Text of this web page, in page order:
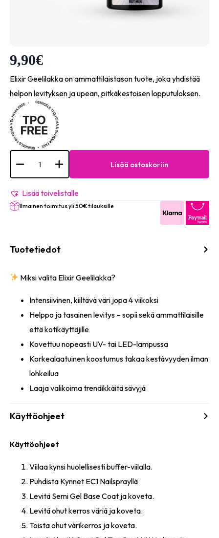
9,90€
Elixir Geelilakka on ammattilaistason tuote, joka yhdistää
helpon levityksen ja upean, pitkäkestoisen lopputuloksen.
Semigel
Nut
määrä
Lisää ostoskoriin
Lisää toivelistalle
Ilmainen toimitus yli 50€ tilauksille
Tuotetiedot
Miksi valita Elixir Geelilakka?
Intensiivinen, kiiltävä väri jopa 4 viikoksi
Helppo ja tasainen levitys – sopii sekä ammattilaisille
että kotikäyttäjille
Kovettuu nopeasti UV- tai LED-lampussa
Korkealaatuinen koostumus takaa kestävyyden ilman
lohkeilua
Laaja valikoima trendikkäitä sävyjä
Käyttöohjeet
Käyttöohjeet
Viilaa kynsi huolellisesti buffer-viilalla.
Puhdista Kynnet EC1 Nailsprayllä
Levitä Semi Gel Base Coat ja koveta.
Levitä ohut kerros väriä ja koveta.
Toista ohut värikerros ja koveta.